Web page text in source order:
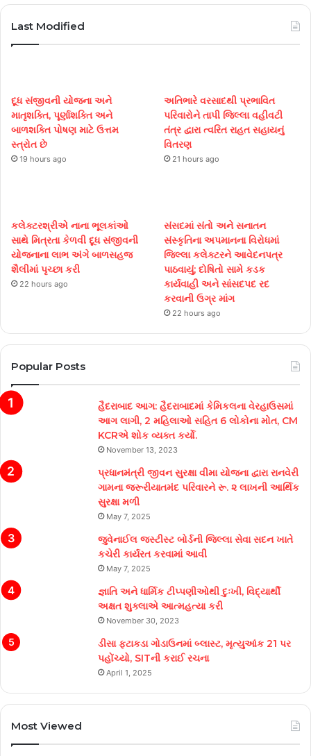
Last Modified
દૂધ સંજીવની યોજના અને
માતૃશક્તિ, પૂર્ણાશક્તિ અને
બાળશક્તિ પોષણ માટે ઉત્તમ
સ્ત્રોત છે
19 hours ago
અતિભારે વરસાદથી પ્રભાવિત
પરિવારોને તાપી જિલ્લા વહીવટી
તંત્ર દ્વારા ત્વરિત રાહત સહાયનું
વિતરણ
21 hours ago
કલેક્ટરશ્રીએ નાના ભૂલકાંઓ
સાથે મિત્રતા કેળવી દૂધ સંજીવની
યોજનાના લાભ અંગે બાળસહજ
શૈલીમાં પૃચ્છા કરી
22 hours ago
સંસદમાં સંતો અને સનાતન
સંસ્કૃતિના અપમાનના વિરોધમાં
જિલ્લા કલેક્ટરને આવેદનપત્ર
પાઠવાયું; દોષિતો સામે કડક
કાર્યવાહી અને સાંસદપદ રદ
કરવાની ઉગ્ર માંગ
22 hours ago
Popular Posts
હૈદરાબાદ આગ: હૈદરાબાદમાં કેમિકલના વેરહાઉસમાં
આગ લાગી, 2 મહિલાઓ સહિત 6 લોકોના મોત, CM
KCRએ શોક વ્યક્ત કર્યો.
November 13, 2023
પ્રધાનમંત્રી જીવન સુરક્ષા વીમા યોજના દ્વારા રાનવેરી
ગામના જરૂરીયાતમંદ પરિવારને રૂ. ૨ લાખની આર્થિક
સુરક્ષા મળી
May 7, 2025
જુવેનાઈલ જસ્ટીસ્ટ બોર્ડની જિલ્લા સેવા સદન ખાતે
કચેરી કાર્યરત કરવામાં આવી
May 7, 2025
જ્ઞાતિ અને ધાર્મિક ટીપ્પણીઓથી દુઃખી, વિદ્યાર્થી
અક્ષત શુક્લાએ આત્મહત્યા કરી
November 30, 2023
ડીસા ફટાકડા ગોડાઉનમાં બ્લાસ્ટ, મૃત્યુઆંક 21 પર
પહોંચ્યો, SITની કરાઈ રચના
April 1, 2025
Most Viewed